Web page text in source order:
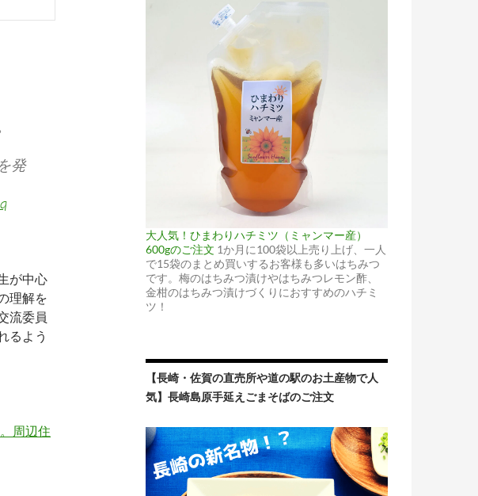
発
が中心
理解を
流委員
るよう
周辺住
大人気！ひまわりハチミツ（ミャンマー産）
600gのご注文 1か月に100袋以上売り上げ、一人
で15袋のまとめ買いするお客様も多いはちみつ
です。梅のはちみつ漬けやはちみつレモン酢、
金柑のはちみつ漬けづくりにおすすめのハチミ
ツ！
【長崎・佐賀の直売所や道の駅のお土産物で人
気】長崎島原手延えごまそばのご注文